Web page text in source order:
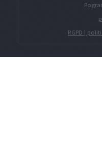
RGPD |